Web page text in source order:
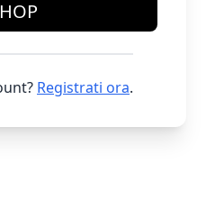
Registrati ora.